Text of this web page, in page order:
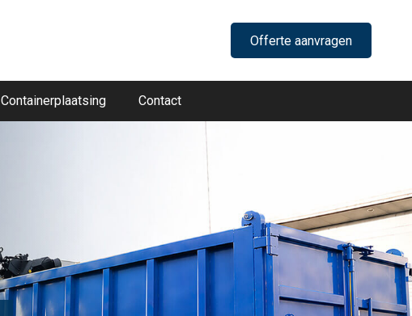
Offerte aanvragen
Containerplaatsing Contact